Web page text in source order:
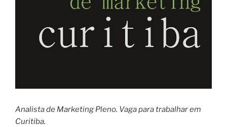
Analista de Marketing Pleno. Vaga para trabalhar em
Curitiba.